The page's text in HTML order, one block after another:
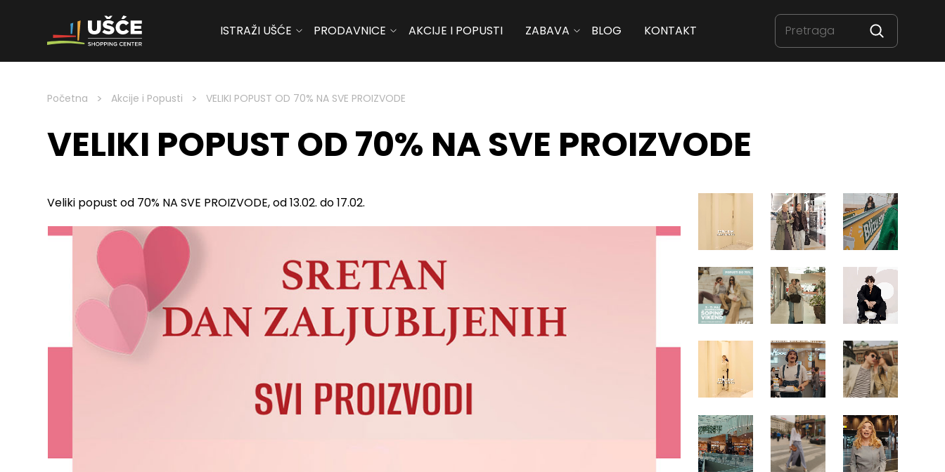
Skip to content
ISTRAŽI UŠĆE PRODAVNICE AKCIJE I POPUSTI ZABAVA BLOG KONTAKT
Početna > Akcije i Popusti > VELIKI POPUST OD 70% NA SVE PROIZVODE
VELIKI POPUST OD 70% NA SVE PROIZVODE
Veliki popust od 70% NA SVE PROIZVODE, od 13.02. do 17.02.